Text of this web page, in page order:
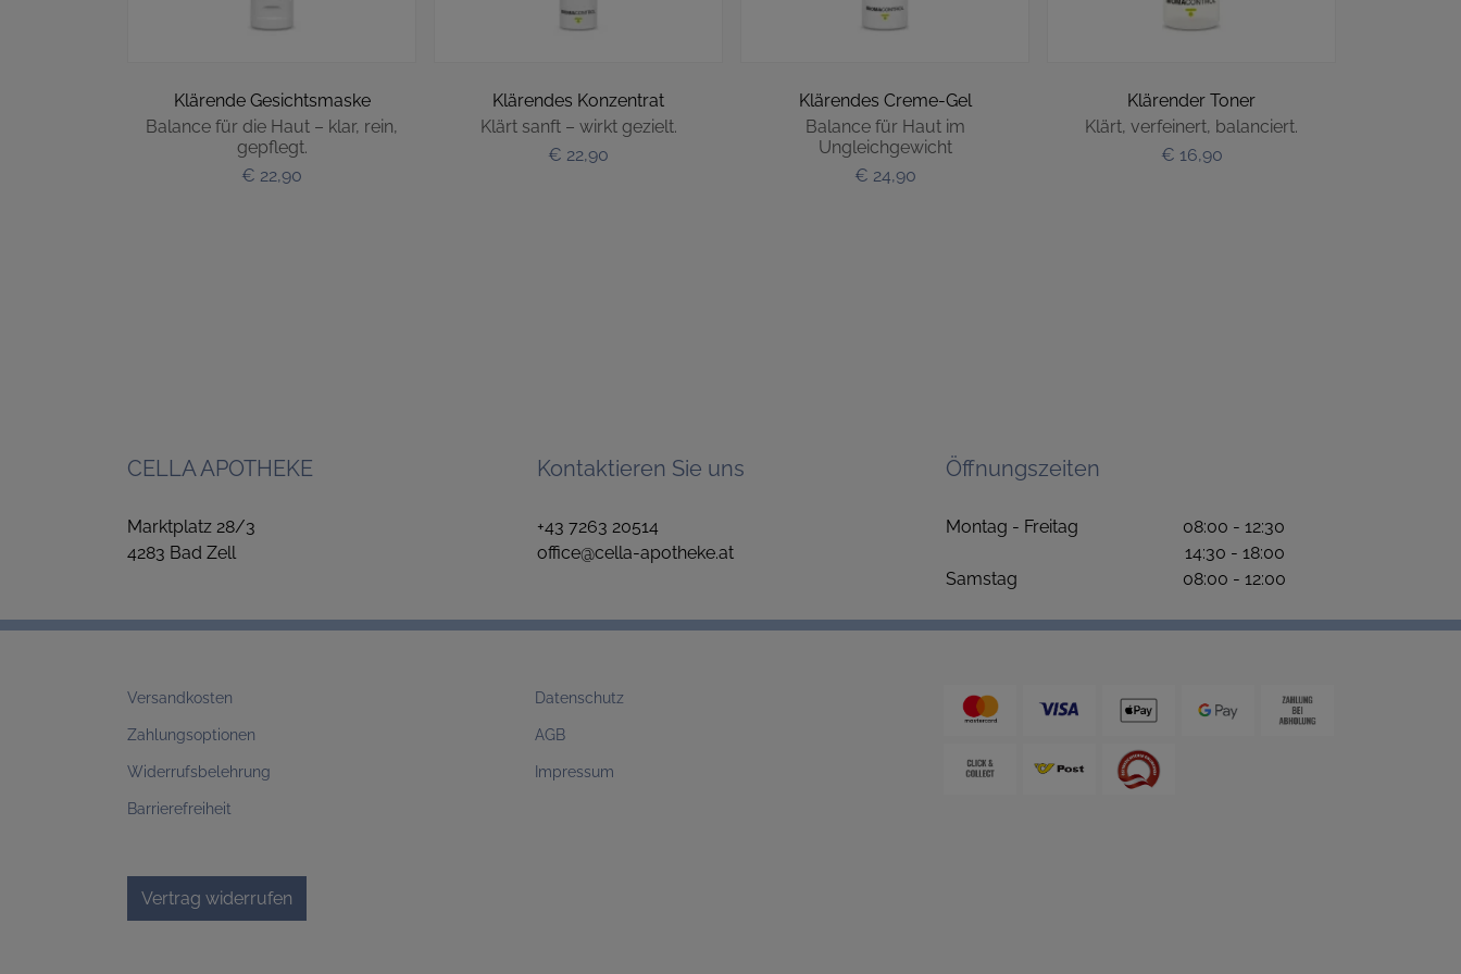
Klärende Gesichtsmaske
Balance für die Haut – klar, rein,
gepflegt.
€ 22,90
Klärendes Konzentrat
Klärt sanft – wirkt gezielt.
€ 22,90
Klärendes Creme-Gel
Balance für Haut im
Ungleichgewicht
€ 24,90
Klärender Toner
Klärt, verfeinert, balanciert.
€ 16,90
CELLA APOTHEKE
Marktplatz 28/3
4283 Bad Zell
Kontaktieren Sie uns
+43 7263 20514
office@cella-apotheke.at
Öffnungszeiten
Montag - Freitag 08:00 - 12:30
14:30 - 18:00
Samstag 08:00 - 12:00
Versandkosten
Zahlungsoptionen
Widerrufsbelehrung
Barrierefreiheit
Datenschutz
AGB
Impressum
Vertrag widerrufen